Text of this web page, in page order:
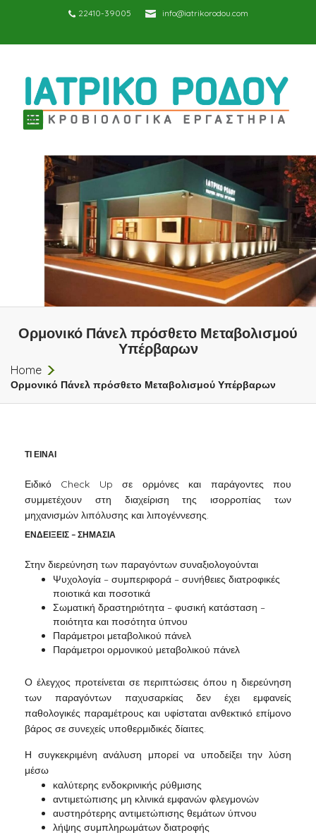
22410-39005 info@iatrikorodou.com
TOGGLE
NAVIGATION
Ορμονικό Πάνελ πρόσθετο Μεταβολισμού
Υπέρβαρων
Home
Ορμονικό Πάνελ πρόσθετο Μεταβολισμού Υπέρβαρων
ΤΙ ΕΙΝΑΙ
Ειδικό Check Up σε ορμόνες και παράγοντες που
συμμετέχουν στη διαχείριση της ισορροπίας των
μηχανισμών λιπόλυσης και λιπογέννεσης.
ΕΝΔΕΙΞΕΙΣ – ΣΗΜΑΣΙΑ
Στην διερεύνηση των παραγόντων συναξιολογούνται
Ψυχολογία – συμπεριφορά – συνήθειες διατροφικές
ποιοτικά και ποσοτικά
Σωματική δραστηριότητα – φυσική κατάσταση –
ποιότητα και ποσότητα ύπνου
Παράμετροι μεταβολικού πάνελ
Παράμετροι ορμονικού μεταβολικού πάνελ
Ο έλεγχος προτείνεται σε περιπτώσεις όπου η διερεύνηση
των παραγόντων παχυσαρκίας δεν έχει εμφανείς
παθολογικές παραμέτρους και υφίσταται ανθεκτικό επίμονο
βάρος σε συνεχείς υποθερμιδικές δίαιτες.
Η συγκεκριμένη ανάλυση μπορεί να υποδείξει την λύση
μέσω
καλύτερης ενδοκρινικής ρύθμισης
αντιμετώπισης μη κλινικά εμφανών φλεγμονών
αυστηρότερης αντιμετώπισης θεμάτων ύπνου
λήψης συμπληρωμάτων διατροφής